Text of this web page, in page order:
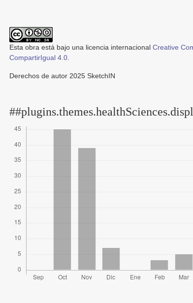
Esta obra está bajo una licencia internacional Creative
CompartirIgual 4.0
Derechos de autor 2025 SketchIN